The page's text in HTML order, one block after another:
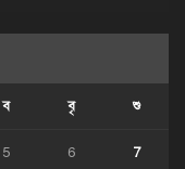
ব বৃ শু
5 6 7